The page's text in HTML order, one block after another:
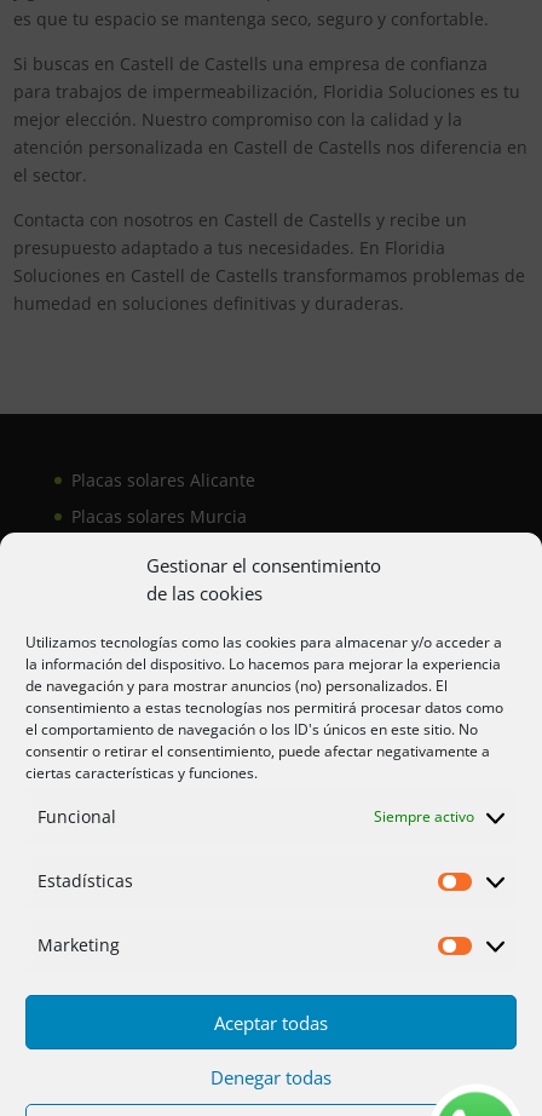
Gestionar el consentimiento
de las cookies
Utilizamos tecnologías como las cookies para almacenar y/o acceder a
la información del dispositivo. Lo hacemos para mejorar la experiencia
de navegación y para mostrar anuncios (no) personalizados. El
consentimiento a estas tecnologías nos permitirá procesar datos como
el comportamiento de navegación o los ID's únicos en este sitio. No
consentir o retirar el consentimiento, puede afectar negativamente a
ciertas características y funciones.
Funcional Siempre activo
Estadísticas
Marketing
Aceptar todas
Denegar todas
es que tu espacio se mantenga seco, seguro y confortable.
Si buscas en Castell de Castells una empresa de confianza
para trabajos de impermeabilización, Floridia Soluciones es tu
mejor elección. Nuestro compromiso con la calidad y la
atención personalizada en Castell de Castells nos diferencia en
el sector.
Contacta con nosotros en Castell de Castells y recibe un
presupuesto adaptado a tus necesidades. En Floridia
Soluciones en Castell de Castells transformamos problemas de
humedad en soluciones definitivas y duraderas.
Placas solares Alicante
Placas solares Murcia
Aire acondicionado Alicante
Aire acondicionador Murcia
Aire acondicionado San Juan
Privacidad
Servicios Fotos
Placas solares
Ofertas 2025/26 Contacto